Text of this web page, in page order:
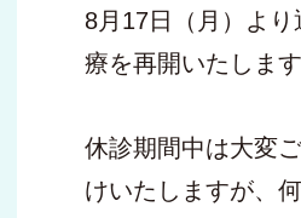
8月17日（月）より
療を再開いたします
休診期間中は大変
けいたしますが、